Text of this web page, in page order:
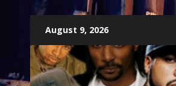
content
August 9, 2026